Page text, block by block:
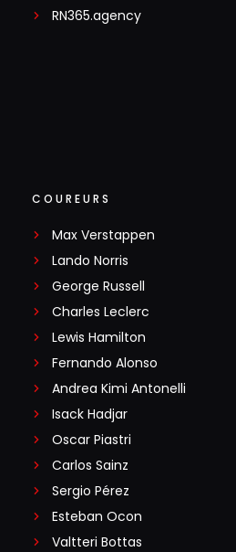
RN365.agency
COUREURS
Max Verstappen
Lando Norris
George Russell
Charles Leclerc
Lewis Hamilton
Fernando Alonso
Andrea Kimi Antonelli
Isack Hadjar
Oscar Piastri
Carlos Sainz
Sergio Pérez
Esteban Ocon
Valtteri Bottas